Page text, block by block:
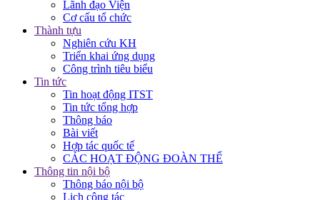
Lãnh đạo Viện
Cơ cấu tổ chức
Thành tựu
Nghiên cứu KH
Triển khai ứng dụng
Công trình tiêu biểu
Tin tức
Tin hoạt động ITST
Tin tức tổng hợp
Thông báo
Bài viết
Hợp tác quốc tế
CÁC HOẠT ĐỘNG ĐOÀN THỂ
Thông tin nội bộ
Thông báo nội bộ
Lịch công tác